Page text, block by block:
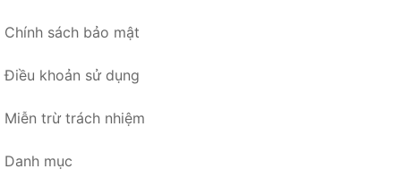
Chính sách bảo mật
Điều khoản sử dụng
Miễn trừ trách nhiệm
Danh mục